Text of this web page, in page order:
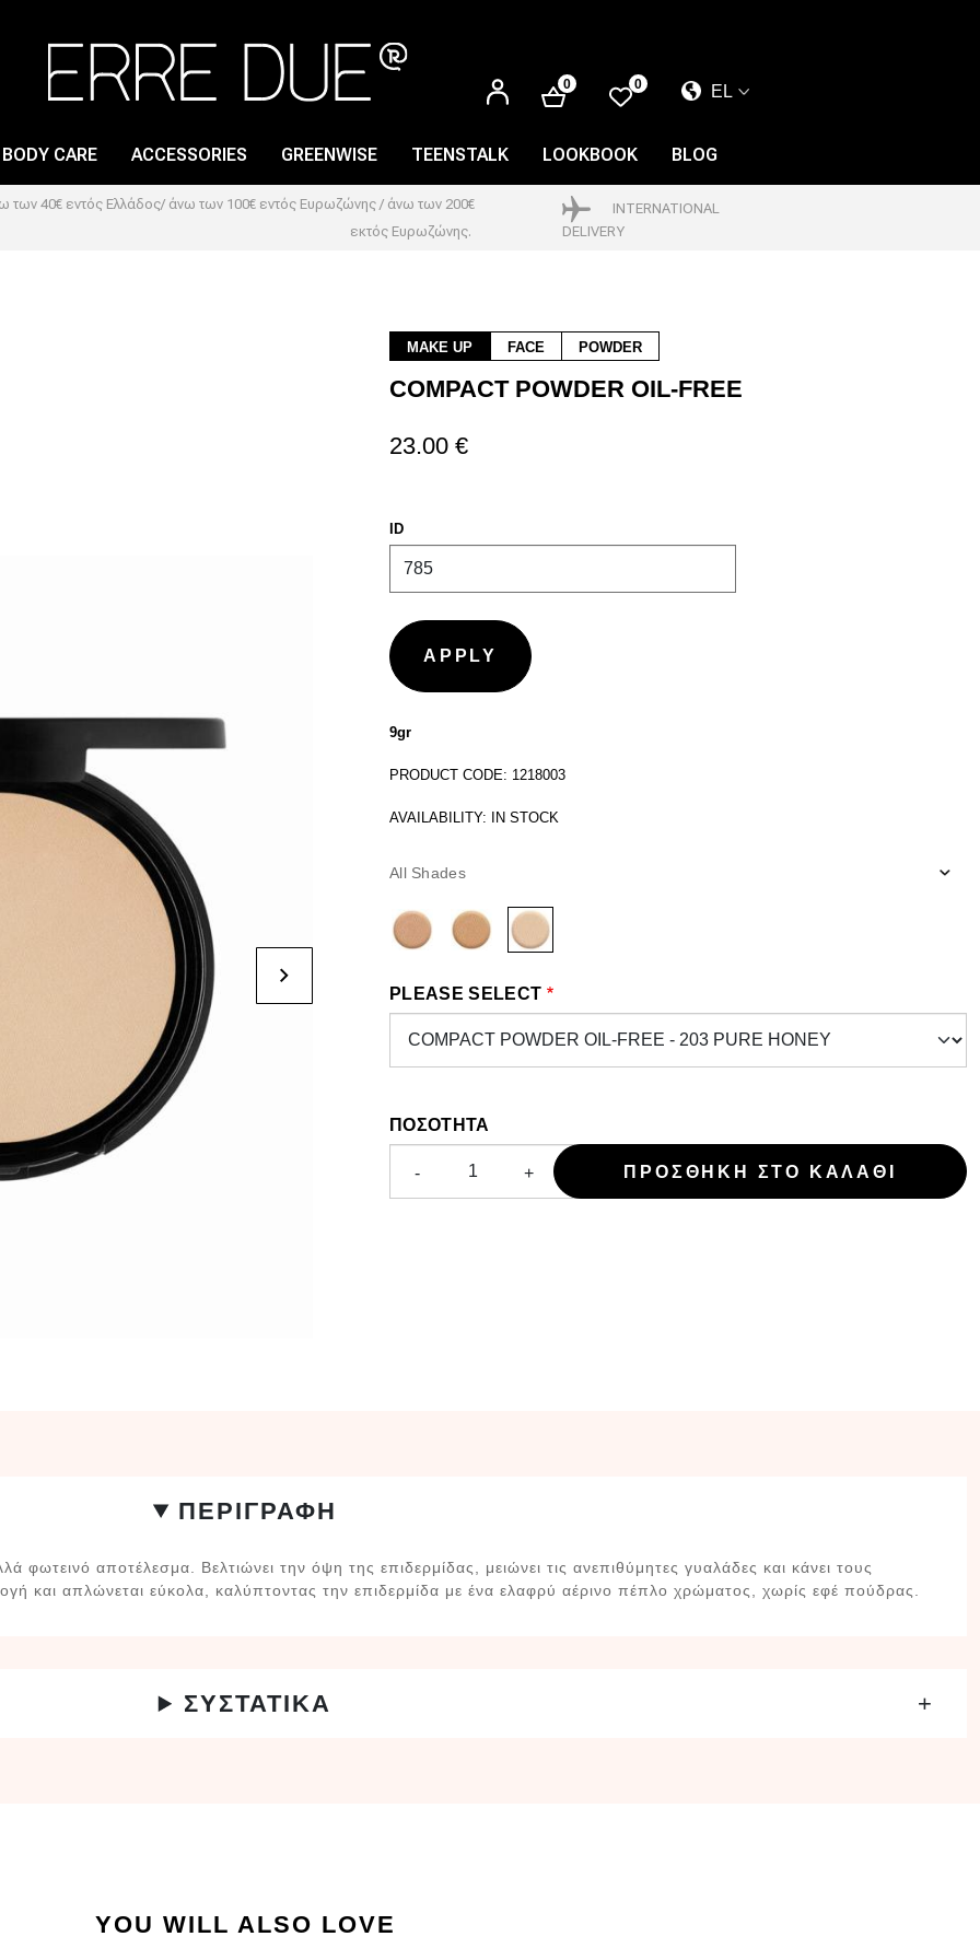
ΕΊΣΟΔΟΣ0 0
EL
EN
NAIL POLISH REMOVER
BODY CARE ACCESSORIES GREENWISE TEENSTALK LOOKBOOK BLOG
40€ εντός Ελλάδος/ άνω των 100€ εντός Ευρωζώνης / άνω των 200€
εκτός Ευρωζώνης.
INTERNATIONAL
DELIVERY
MAKE UP FACE POWDER
COMPACT POWDER OIL-FREE
23.00 €
ID
9gr
PRODUCT CODE: 1218003
AVAILABILITY: IN STOCK
All Shades
PLEASE SELECT
ΠΟΣΌΤΗΤΑ
+
-
ΠΕΡΙΓΡΑΦΗ
φωτεινό αποτέλεσμα. Βελτιώνει την όψη της επιδερμίδας, μειώνει τις ανεπιθύμητες γυαλάδες και κάνει τους
και απλώνεται εύκολα, καλύπτοντας την επιδερμίδα με ένα ελαφρύ αέρινο πέπλο χρώματος, χωρίς εφέ πούδρας.
ΣΥΣΤΑΤΙΚΑ
YOU WILL ALSO LOVE